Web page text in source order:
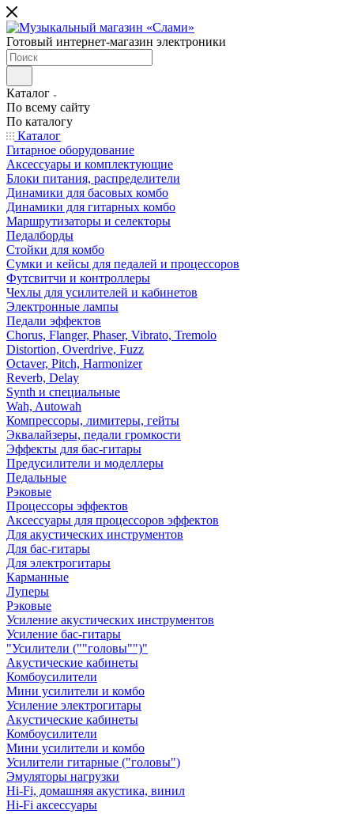
Готовый интернет-магазин электроники
Каталог
По всему сайту
По каталогу
Каталог
Гитарное оборудование
Аксессуары и комплектующие
Блоки питания, распределители
Динамики для басовых комбо
Динамики для гитарных комбо
Маршрутизаторы и селекторы
Педалборды
Стойки для комбо
Сумки и кейсы для педалей и процессоров
Футсвитчи и контроллеры
Чехлы для усилителей и кабинетов
Электронные лампы
Педали эффектов
Chorus, Flanger, Phaser, Vibrato, Tremolo
Distortion, Overdrive, Fuzz
Octaver, Pitch, Harmonizer
Reverb, Delay
Synth и специальные
Wah, Autowah
Компрессоры, лимитеры, гейты
Эквалайзеры, педали громкости
Эффекты для бас-гитары
Предусилители и моделлеры
Педальные
Рэковые
Процессоры эффектов
Аксессуары для процессоров эффектов
Для акустических инструментов
Для бас-гитары
Для электрогитары
Карманные
Луперы
Рэковые
Усиление акустических инструментов
Усиление бас-гитары
"Усилители (""головы"")"
Акустические кабинеты
Комбоусилители
Мини усилители и комбо
Усиление электрогитары
Акустические кабинеты
Комбоусилители
Мини усилители и комбо
Усилители гитарные ("головы")
Эмуляторы нагрузки
Hi-Fi, домашняя акустика, винил
Hi-Fi аксессуары